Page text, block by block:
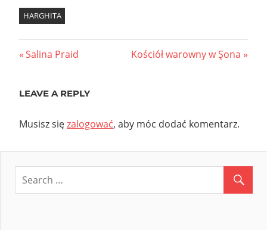
HARGHITA
Nawigacja
Previous
Salina Praid
Next
Kościół warowny w Şona
LEAVE A REPLY
Musisz sięzalogować, aby móc dodać komentarz.